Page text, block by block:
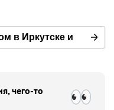
в Иркутске и
чего-то